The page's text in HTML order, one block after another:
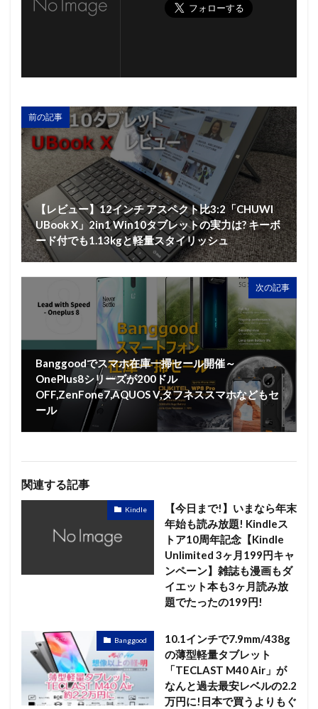
前の記事
【レビュー】12インチ アスペクト比3:2「CHUWI
UBook X」2in1 Win10タブレットの実力は? キーボ
ード付でも1.13kgと軽量スタイリッシュ
次の記事
Banggoodでスマホ在庫一掃セール開催～
OnePlus8シリーズが200ドル
OFF,ZenFone7,AQUOS V,タフネススマホなどもセ
ール
関連する記事
Kindle
【今日まで!】いまなら年末
年始も読み放題! Kindleス
トア10周年記念【Kindle
Unlimited 3ヶ月199円キャ
ンペーン】雑誌も漫画もダ
イエット本も3ヶ月読み放
題でたったの199円!
Banggood
10.1インチで7.9mm/438g
の薄型軽量タブレット
「TECLAST M40 Air」が
なんと過去最安レベルの2.2
万円に!日本で買うよりもぐ